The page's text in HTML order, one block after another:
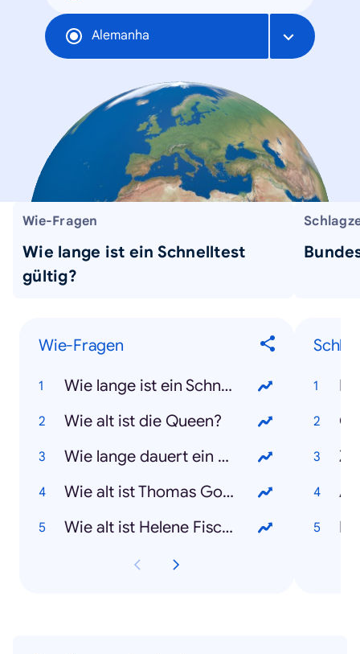
Alemanha
Wie-Fragen
Wie lange ist ein Schnelltest
gültig?
Wie-Fragen
Wie lange ist ein Schnelltest gültig?
Wie alt ist die Queen?
Wie lange dauert ein PCR-Test?
Wie alt ist Thomas Gottschalk?
Wie alt ist Helene Fischer?